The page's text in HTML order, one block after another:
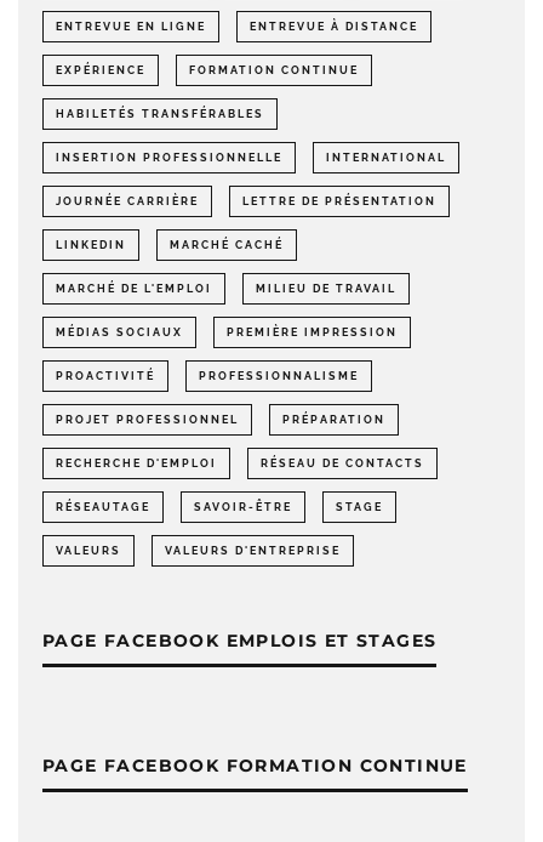
ENTREVUE EN LIGNE ENTREVUE À DISTANCE
EXPÉRIENCE FORMATION CONTINUE
HABILETÉS TRANSFÉRABLES
INSERTION PROFESSIONNELLE INTERNATIONAL
JOURNÉE CARRIÈRE LETTRE DE PRÉSENTATION
LINKEDIN MARCHÉ CACHÉ
MARCHÉ DE L'EMPLOI MILIEU DE TRAVAIL
MÉDIAS SOCIAUX PREMIÈRE IMPRESSION
PROACTIVITÉ PROFESSIONNALISME
PROJET PROFESSIONNEL PRÉPARATION
RECHERCHE D'EMPLOI RÉSEAU DE CONTACTS
RÉSEAUTAGE SAVOIR-ÊTRE STAGE
VALEURS VALEURS D'ENTREPRISE
PAGE FACEBOOK EMPLOIS ET STAGES
PAGE FACEBOOK FORMATION CONTINUE